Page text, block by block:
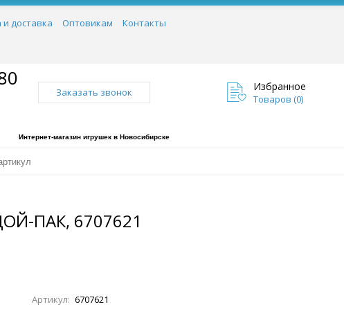
доставка Оптовикам Контакты
Заказать звонок Избранное
Товаров (0)
Интернет-магазин игрушек в Новосибирске
ПАК, 6707621
Артикул: 6707621